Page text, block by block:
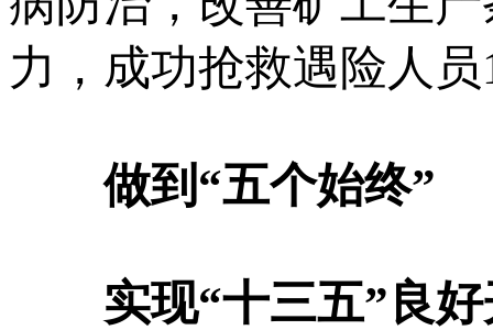
力，成功抢救遇险人员
做到“五个始终”
实现“十三五”良好